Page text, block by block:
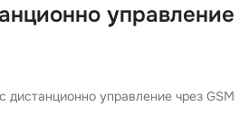
управление
дистанционно управление чрез GSM